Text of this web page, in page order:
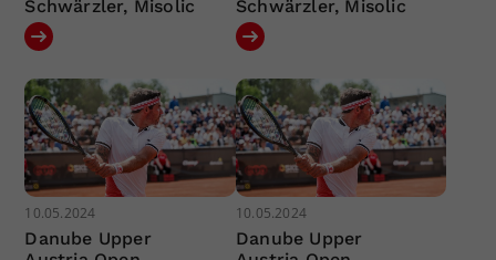
Schwärzler, Misolic
Schwärzler, Misolic
10.05.2024
Danube Upper
10.05.2024
Danube Upper